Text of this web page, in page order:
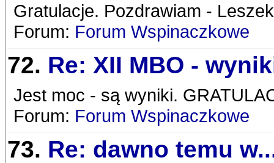
Gratulacje. Pozdrawiam -
Forum: Forum Wspinaczkowe
72. Re: XII MBO -
Jest moc - są wyniki.
Forum: Forum Wspinaczkowe
73. Re: dawno temu